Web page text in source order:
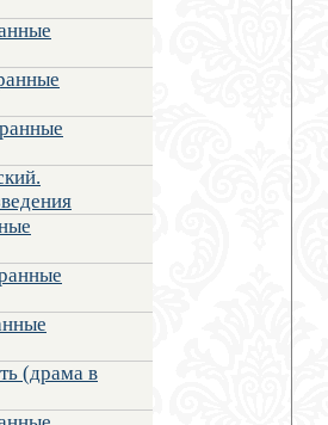
(драма в